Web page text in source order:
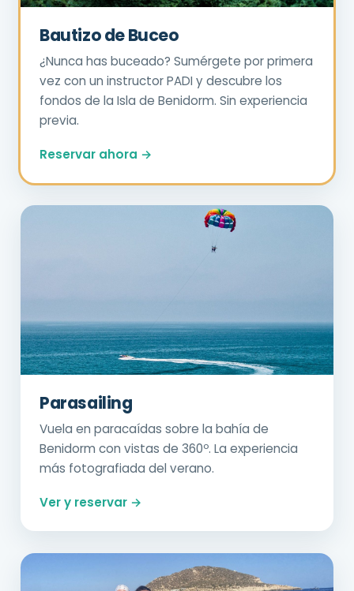
Bautizo de Buceo
¿Nunca has buceado? Sumérgete por primera
vez con un instructor PADI y descubre los
fondos de la Isla de Benidorm. Sin experiencia
previa.
Reservar ahora →
Parasailing
Vuela en paracaídas sobre la bahía de
Benidorm con vistas de 360º. La experiencia
más fotografiada del verano.
Ver y reservar →